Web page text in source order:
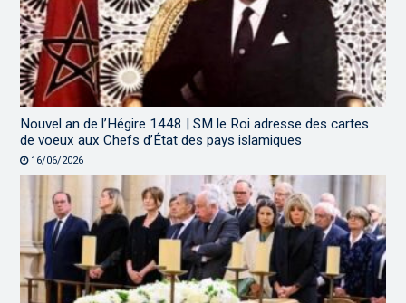
Nouvel an de l’Hégire 1448 | SM le Roi adresse des cartes
de voeux aux Chefs d’État des pays islamiques
16/06/2026